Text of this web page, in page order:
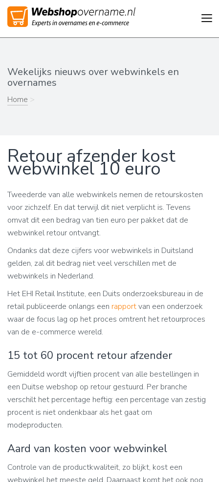
Wekelijks nieuws over webwinkels en
overnames
Home >
Retour afzender kost
webwinkel 10 euro
Tweederde van alle webwinkels nemen de retourskosten
voor zichzelf. En dat terwijl dit niet verplicht is. Tevens
omvat dit een bedrag van tien euro per pakket dat de
webwinkel retour ontvangt.
Ondanks dat deze cijfers voor webwinkels in Duitsland
gelden, zal dit bedrag niet veel verschillen met de
webwinkels in Nederland.
Het EHI Retail Institute, een Duits onderzoeksbureau in de
retail publiceerde onlangs een rapportvan een onderzoek
waar de focus lag op het proces omtrent het retourproces
van de e-commerce wereld.
15 tot 60 procent retour afzender
Gemiddeld wordt vijftien procent van alle bestellingen in
een Duitse webshop op retour gestuurd. Per branche
verschilt het percentage heftig: een percentage van zestig
procent is niet ondenkbaar als het gaat om
modeproducten.
Aard van kosten voor webwinkel
Controle van de productkwaliteit, zo blijkt, kost een